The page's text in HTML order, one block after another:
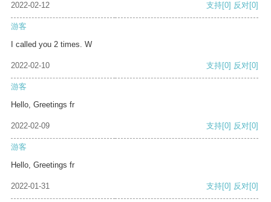
2022-02-12 支持[0] 反对[0]
游客
I called you 2 times. W
2022-02-10 支持[0] 反对[0]
游客
Hello, Greetings fr
2022-02-09 支持[0] 反对[0]
游客
Hello, Greetings fr
2022-01-31 支持[0] 反对[0]